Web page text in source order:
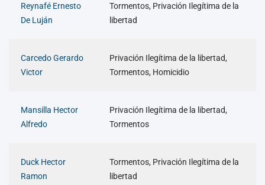
Reynafé Ernesto
De Luján
Tormentos, Privación Ilegítima de la
libertad
Carcedo Gerardo
Victor
Privación Ilegítima de la libertad,
Tormentos, Homicidio
Mansilla Hector
Alfredo
Privación Ilegítima de la libertad,
Tormentos
Duck Hector
Ramon
Tormentos, Privación Ilegítima de la
libertad